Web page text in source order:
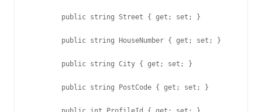
        public string Street { get; set; }
        public string HouseNumber { get; set; }
        public string City { get; set; }
        public string PostCode { get; set; }